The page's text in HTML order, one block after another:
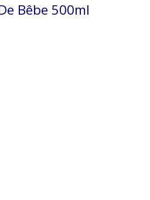
Bêbe 500ml